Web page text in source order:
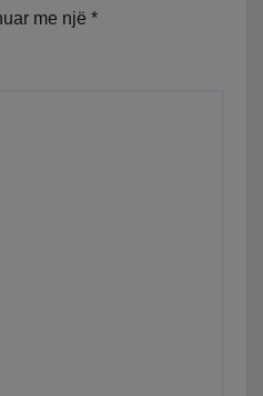
me një *